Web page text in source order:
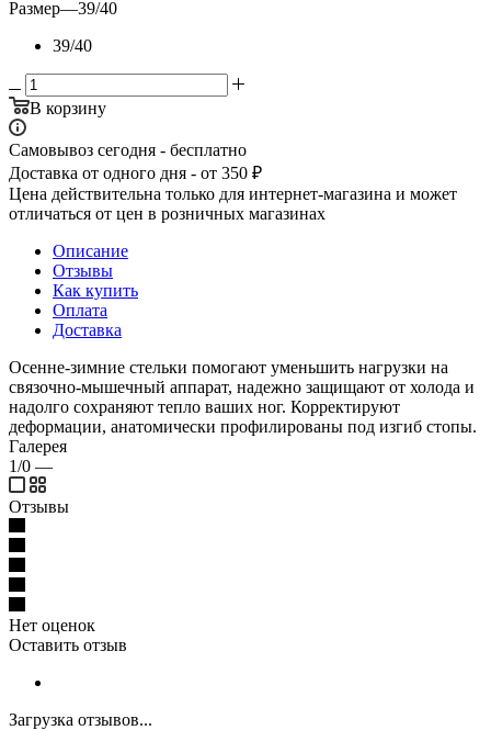
Размер—39/40
39/40
В корзину
Самовывоз сегодня - бесплатно
Доставка от одного дня - от 350 ₽
Цена действительна только для интернет-магазина и может
отличаться от цен в розничных магазинах
Описание
Отзывы
Как купить
Оплата
Доставка
Осенне-зимние стельки помогают уменьшить нагрузки на
связочно-мышечный аппарат, надежно защищают от холода и
надолго сохраняют тепло ваших ног. Корректируют
деформации, анатомически профилированы под изгиб стопы.
Галерея
1/0 —
Отзывы
Нет оценок
Оставить отзыв
Загрузка отзывов...